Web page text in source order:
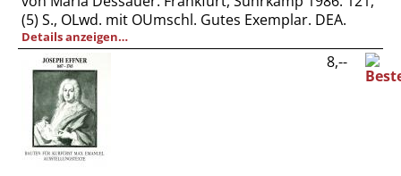
(5) S., OLwd. mit OUmschl. Gutes Exemplar. DEA.
Details anzeigen…
8,--